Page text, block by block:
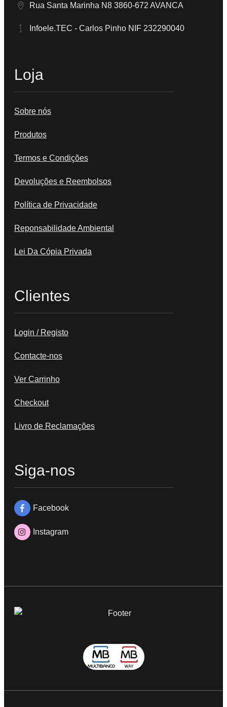
Rua Santa Marinha N8 3860-672 AVANCA
Infoele.TEC - Carlos Pinho NIF 232290040
Loja
Sobre nós
Produtos
Termos e Condições
Devoluções e Reembolsos
Política de Privacidade
Reponsabilidade Ambiental
Lei Da Cópia Privada
Clientes
Login / Registo
Contacte-nos
Ver Carrinho
Checkout
Livro de Reclamações
Siga-nos
Facebook
Instagram